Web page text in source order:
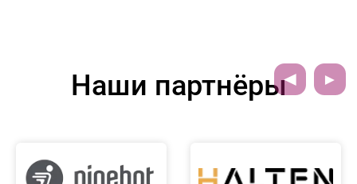
Наши партнёры